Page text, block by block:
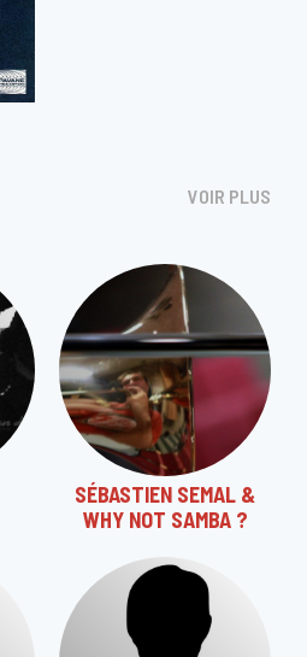
VOIR PLUS
SÉBASTIEN SEMAL &
WHY NOT SAMBA ?